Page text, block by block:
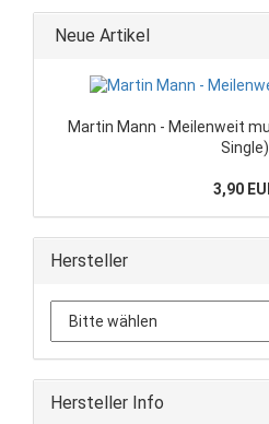
Neue Artikel
Martin Mann - Meilenweit
Single)
3,90
Hersteller
Hersteller Info